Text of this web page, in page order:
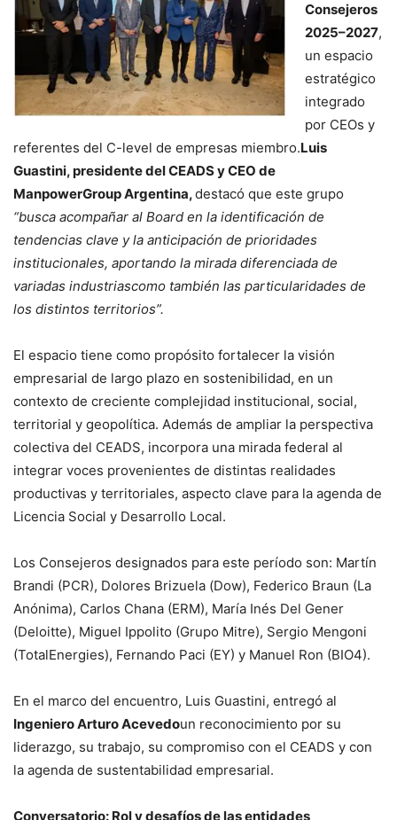
Consejeros
2025–2027,
un espacio
estratégico
integrado
por CEOs y
referentes del C-level de empresas miembro.Luis
Guastini, presidente del CEADS y CEO de
ManpowerGroup Argentina,destacó que este grupo
“busca acompañar al Board en la identificación de
tendencias clave y la anticipación de prioridades
institucionales, aportando la mirada diferenciada de
variadas industriascomo también las particularidades de
los distintos territorios”.
El espacio tiene como propósito fortalecer la visión
empresarial de largo plazo en sostenibilidad, en un
contexto de creciente complejidad institucional, social,
territorial y geopolítica. Además de ampliar la perspectiva
colectiva del CEADS, incorpora una mirada federal al
integrar voces provenientes de distintas realidades
productivas y territoriales, aspecto clave para la agenda de
Licencia Social y Desarrollo Local.
Los Consejeros designados para este período son: Martín
Brandi (PCR), Dolores Brizuela (Dow), Federico Braun (La
Anónima), Carlos Chana (ERM), María Inés Del Gener
(Deloitte), Miguel Ippolito (Grupo Mitre), Sergio Mengoni
(TotalEnergies), Fernando Paci (EY) y Manuel Ron (BIO4).
En el marco del encuentro, Luis Guastini, entregó al
Ingeniero Arturo Acevedoun reconocimiento por su
liderazgo, su trabajo, su compromiso con el CEADS y con
la agenda de sustentabilidad empresarial.
Conversatorio: Rol y desafíos de las entidades